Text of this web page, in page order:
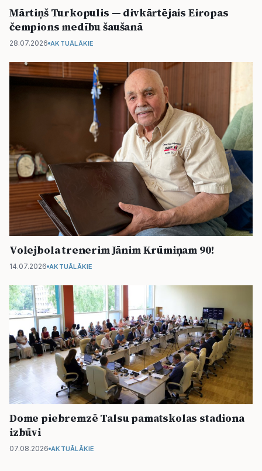
Mārtiņš Turkopulis — divkārtējais Eiropas
čempions medību šaušanā
28.07.2026 AKTUĀLĀKIE
Volejbola trenerim Jānim Krūmiņam 90!
14.07.2026 AKTUĀLĀKIE
Dome piebremzē Talsu pamatskolas stadiona
izbūvi
07.08.2026 AKTUĀLĀKIE